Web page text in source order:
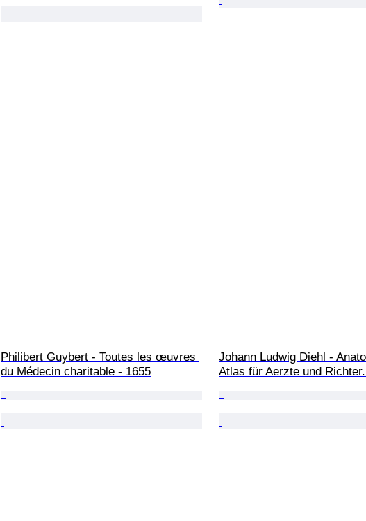
Philibert Guybert - Toutes les œuvres
du Médecin charitable - 1655
Johann Ludwig Diehl -
Atlas für Aerzte und